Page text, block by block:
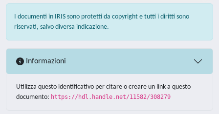
I documenti in IRIS sono protetti da copyright e tutti i diritti sono
riservati, salvo diversa indicazione.
Informazioni
Utilizza questo identificativo per citare o creare un link a questo
documento: https://hdl.handle.net/11582/308279